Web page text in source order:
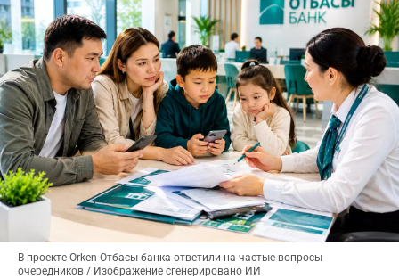
В проекте Orken Отбасы банка ответили на частые вопросы
очередников / Изображение сгенерировано ИИ